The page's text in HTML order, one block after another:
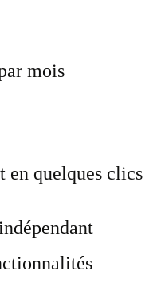
mois
en quelques clics